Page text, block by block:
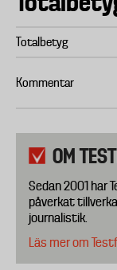
Totalbetyg
Kommentar
OM
Sedan 2001 har
påverkat
journalistik.
Läs mer om